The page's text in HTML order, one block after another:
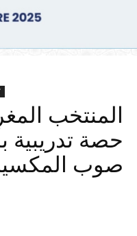
المنتخب
حصة تدريبية
صوب